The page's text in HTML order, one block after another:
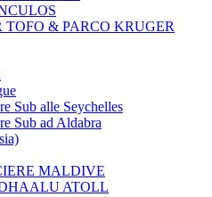
TOFO & PARCO KRUGER
Sub alle Seychelles
Sub ad Aldabra
MALDIVE
ATOLL